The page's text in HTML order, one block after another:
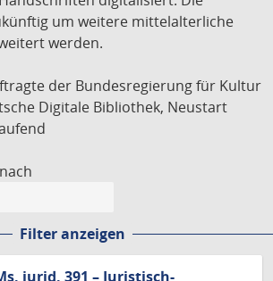
um weitere mittelalterliche
werden.
der Bundesregierung für Kultur
Digitale Bibliothek, Neustart
Filter anzeigen
jurid. 391 – Juristisch-